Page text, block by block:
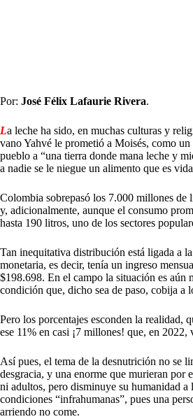
Por: José Félix Lafaurie Rivera.
La leche ha sido, en muchas culturas y
vano Yahvé le prometió a Moisés, como
pueblo a “una tierra donde mana leche y
a nadie se le niegue un alimento que es
Colombia sobrepasó los 7.000 millones
y, adicionalmente, aunque el consumo
hasta 190 litros, uno de los sectores
Tan inequitativa distribución está ligada a
monetaria, es decir, tenía un ingreso
$198.698. En el campo la situación es aún
condición que, dicho sea de paso, cobija a
Pero los porcentajes esconden la realidad,
ese 11% en casi ¡7 millones! que, en
Así pues, el tema de la desnutrición no se
desgracia, y una enorme que murieran por
ni adultos, pero disminuye su humanidad
condiciones “infrahumanas”, pues una
arriendo no come.